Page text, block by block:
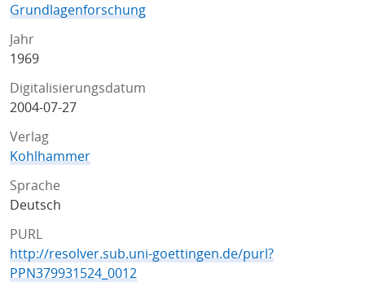
Grundlagenforschung
Jahr
1969
Digitalisierungsdatum
2004-07-27
Verlag
Kohlhammer
Sprache
Deutsch
PURL
http://resolver.sub.uni-goettingen.de/purl?
PPN379931524_0012